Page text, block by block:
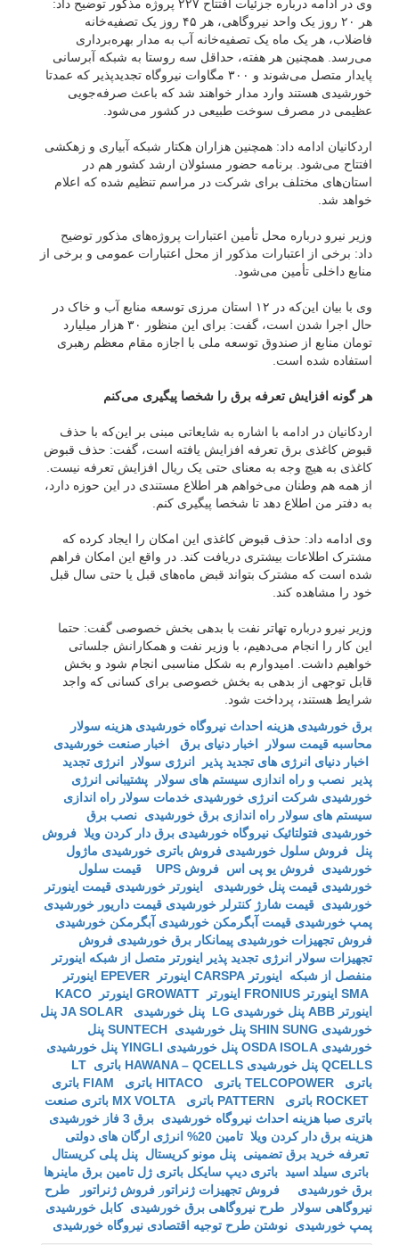
وی در ادامه درباره جزئیات افتتاح ۲۲۷ پروژه مذکور توضیح داد:
هر ۲۰ روز یک واحد نیروگاهی، هر ۴۵ روز یک تصفیه‌خانه
فاضلاب، هر یک ماه یک تصفیه‌خانه آب به مدار بهره‌برداری
می‌رسد. همچنین هر هفته، حداقل سه روستا به شبکه آبرسانی
پایدار متصل می‌شوند و ۳۰۰ مگاوات نیروگاه تجدیدپذیر که عمدتا
خورشیدی هستند وارد مدار خواهند شد که باعث صرفه‌جویی
عظیمی در مصرف سوخت طبیعی در کشور می‌شود.
اردکانیان ادامه داد: همچنین هزاران هکتار شبکه آبیاری و زهکشی
افتتاح می‌شود. برنامه حضور مسئولان ارشد کشور هم در
استان‌های مختلف برای شرکت در مراسم تنظیم شده که اعلام
خواهد شد.
وزیر نیرو درباره محل تأمین اعتبارات پروژه‌های مذکور توضیح
داد: برخی از اعتبارات مذکور از محل اعتبارات عمومی و برخی از
منابع داخلی تأمین می‌شود.
وی با بیان این‌که در ۱۲ استان مرزی توسعه منابع آب و خاک در
حال اجرا شدن است، گفت: برای این منظور ۳۰ هزار میلیارد
تومان منابع از صندوق توسعه ملی با اجازه مقام معظم رهبری
استفاده شده است.
هر گونه افزایش تعرفه برق را شخصا پیگیری می‌کنم
اردکانیان در ادامه با اشاره به شایعاتی مبنی بر این‌که با حذف
قبوض کاغذی برق تعرفه افزایش یافته است، گفت: حذف قبوض
کاغذی به هیچ وجه به معنای حتی یک ریال افزایش تعرفه نیست.
از همه هم وطنان می‌خواهم هر اطلاع مستندی در این حوزه دارد،
به دفتر من اطلاع دهد تا شخصا پیگیری کنم.
وی ادامه داد: حذف قبوض کاغذی این امکان را ایجاد کرده که
مشترک اطلاعات بیشتری دریافت کند. در واقع این امکان فراهم
شده است که مشترک بتواند قبض ماه‌های قبل یا حتی سال قبل
خود را مشاهده کند.
وزیر نیرو درباره تهاتر نفت با بدهی بخش خصوصی گفت: حتما
این کار را انجام می‌دهیم، با وزیر نفت و همکارانش جلساتی
خواهیم داشت. امیدوارم به شکل مناسبی انجام شود و بخش
قابل توجهی از بدهی به بخش خصوصی برای کسانی که واجد
شرایط هستند، پرداخت شود.
برق خورشیدی هزینه احداث نیروگاه خورشیدی هزینه سولار
محاسبه قیمت سولار
اخبار دنیای برق
اخبار صنعت خورشیدی
اخبار دنیای انرژی های تجدید پذیر
انرژی سولار
انرژی تجدید
پذیر
نصب و راه اندازی سیستم های سولار
پشتیبانی انرژی
خورشیدی شرکت انرژی خورشیدی خدمات سولار راه اندازی
سیستم های سولار راه اندازی برق خورشیدی نصب برق
خورشیدی فتولتائیک نیروگاه خورشیدی برق دار کردن ویلا فروش
پنل فروش سلول خورشیدی فروش باتری خورشیدی ماژول
خورشیدی فروش یو پی اس فروش UPS
قیمت سلول
خورشیدی قیمت پنل خورشیدی اینورتر خورشیدی قیمت اینورتر
خورشیدی قیمت شارژ کنترلر خورشیدی قیمت داریور خورشیدی
پمپ خورشیدی قیمت آبگرمکن خورشیدی آبگرمکن خورشیدی
فروش تجهیزات خورشیدی پیمانکار برق خورشیدی فروش
تجهیزات سولار
انرژی تجدید پذیر اینورتر متصل از شبکه اینورتر
منفصل از شبکه
اینورتر CARSPA اینورتر EPEVER
اینورتر
اینورتر FRONIUS اینورتر GROWATT
اینورتر KACO
اینورتر ABB
پنل خورشیدی LG پنل خورشیدی JA SOLAR
پنل
خورشیدی SHIN SUNG
پنل خورشیدی SUNTECH
پنل
خورشیدی OSDA ISOLA
پنل خورشیدی YINGLI
پنل خورشیدی
QCELLS پنل خورشیدی HAWANA – QCELLS
باتری LT
باتری TELCOPOWER
باتری HITACO باتری FIAM
باتری
باتری PATTERN باتری MX VOLTA
باتری صنعت
باتری صبا هزینه احداث نیروگاه خورشیدی برق 3 فاز خورشیدی
هزینه برق دار کردن ویلا تامین 20% انرژی ارگان های دولتی
تعرفه خرید برق تضمینی پنل مونو کریستال پنل پلی کریستال
باتری سیلد اسید باتری دیپ سایکل باتری ژل تامین برق ماینرها
برق خورشیدی
فروش تجهیزات ژنراتور فروش ژنراتور
طرح
نیروگاهی سولار
طرح نیروگاهی برق خورشیدی کابل خورشیدی
پمپ خورشیدی نوشتن طرح توجیه اقتصادی نیروگاه خورشیدی